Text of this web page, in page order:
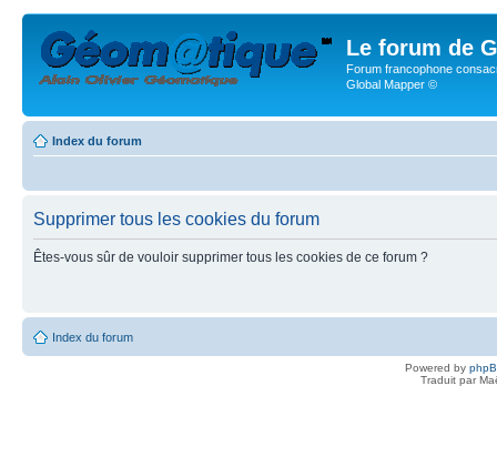
Le forum de
Forum francophone
Global Mapper ©
Index du forum
Supprimer tous les cookies du forum
Êtes-vous sûr de vouloir supprimer tous les cookies de ce forum ?
Index du forum
Powered by
Traduit par